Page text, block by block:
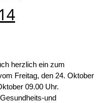
herzlich ein zum
Freitag, den 24. Oktober
09.00 Uhr.
und